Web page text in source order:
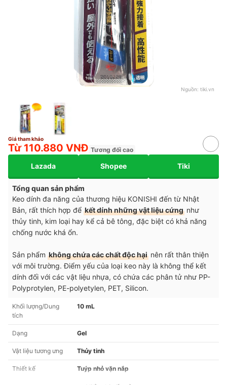
Nguồn: tiki.vn
Giá tham khảo
Từ 110.880 VNĐ Tương đối cao
Lazada Shopee Tiki
Tổng quan sản phẩm
Keo dính đa năng của thương hiệu KONISHI đến từ Nhật
Bản, rất thích hợp để kết dính những vật liệu cứng như
thủy tinh, kim loại hay kể cả bê tông, đặc biệt có khả năng
chống nước khá ổn.
Sản phẩm không chứa các chất độc hại nên rất thân thiện
với môi trường. Điểm yếu của loại keo này là không thể kết
dính đối với các vật liệu nhựa, có chứa các phân tử như PP-
Polyprotylen, PE-polyetylen, PET, Silicon.
Khối lượng/Dung
tích
10 mL
Dạng Gel
Vật liệu tương ưng Thủy tinh
Thiết kế Tuýp nhỏ vặn nắp